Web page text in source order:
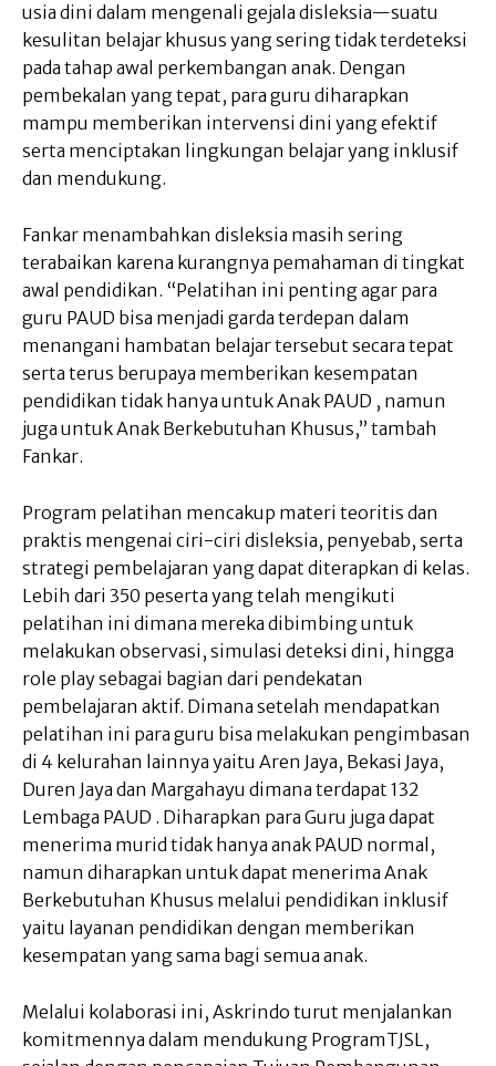
usia dini dalam mengenali gejala disleksia—suatu
kesulitan belajar khusus yang sering tidak terdeteksi
pada tahap awal perkembangan anak. Dengan
pembekalan yang tepat, para guru diharapkan
mampu memberikan intervensi dini yang efektif
serta menciptakan lingkungan belajar yang inklusif
dan mendukung.
Fankar menambahkan disleksia masih sering
terabaikan karena kurangnya pemahaman di tingkat
awal pendidikan. “Pelatihan ini penting agar para
guru PAUD bisa menjadi garda terdepan dalam
menangani hambatan belajar tersebut secara tepat
serta terus berupaya memberikan kesempatan
pendidikan tidak hanya untuk Anak PAUD , namun
juga untuk Anak Berkebutuhan Khusus,” tambah
Fankar.
Program pelatihan mencakup materi teoritis dan
praktis mengenai ciri-ciri disleksia, penyebab, serta
strategi pembelajaran yang dapat diterapkan di kelas.
Lebih dari 350 peserta yang telah mengikuti
pelatihan ini dimana mereka dibimbing untuk
melakukan observasi, simulasi deteksi dini, hingga
role play sebagai bagian dari pendekatan
pembelajaran aktif. Dimana setelah mendapatkan
pelatihan ini para guru bisa melakukan pengimbasan
di 4 kelurahan lainnya yaitu Aren Jaya, Bekasi Jaya,
Duren Jaya dan Margahayu dimana terdapat 132
Lembaga PAUD . Diharapkan para Guru juga dapat
menerima murid tidak hanya anak PAUD normal,
namun diharapkan untuk dapat menerima Anak
Berkebutuhan Khusus melalui pendidikan inklusif
yaitu layanan pendidikan dengan memberikan
kesempatan yang sama bagi semua anak.
Melalui kolaborasi ini, Askrindo turut menjalankan
komitmennya dalam mendukung ProgramTJSL,